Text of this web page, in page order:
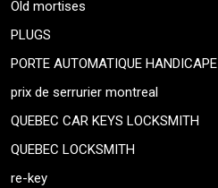
Old mortises
PLUGS
PORTE AUTOMATIQUE HANDICAPE
prix de serrurier montreal
QUEBEC CAR KEYS LOCKSMITH
QUEBEC LOCKSMITH
re-key